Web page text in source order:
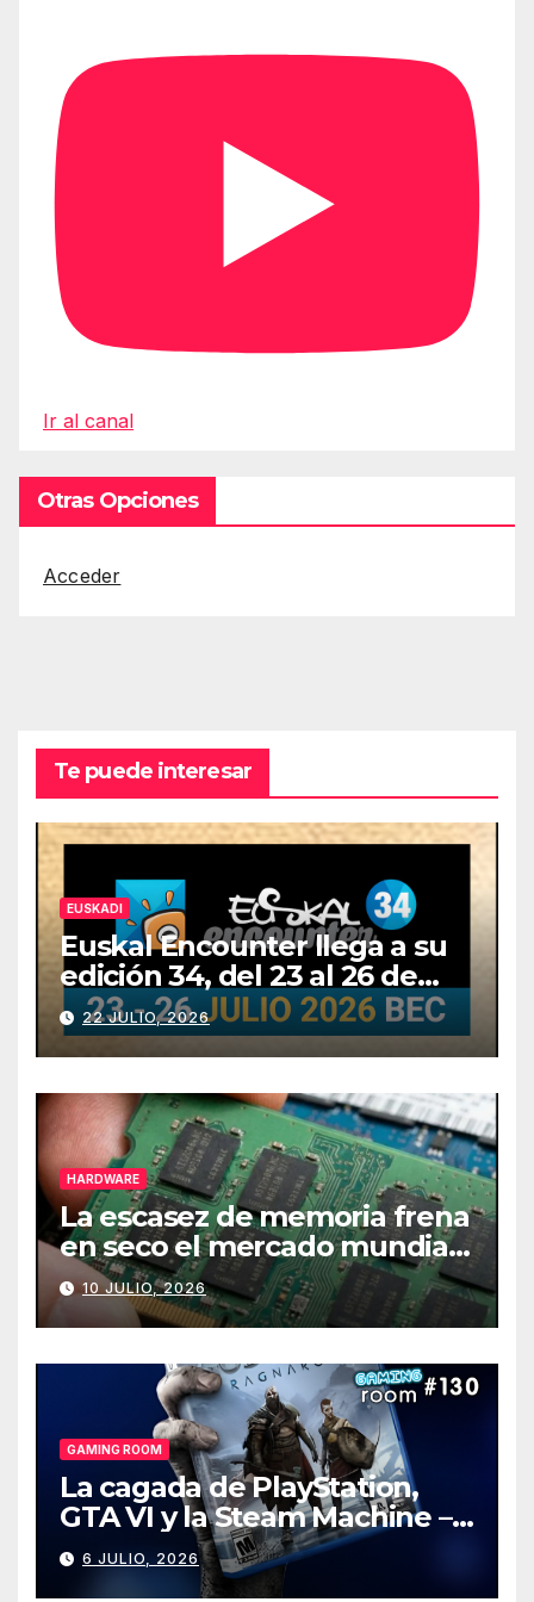
Ir al canal
Otras Opciones
Acceder
Te puede interesar
EUSKADI
Euskal Encounter llega a su
edición 34, del 23 al 26 de
julio
22 JULIO, 2026
HARDWARE
La escasez de memoria frena
en seco el mercado mundial
de PCs
10 JULIO, 2026
GAMING ROOM
La cagada de PlayStation,
GTA VI y la Steam Machine –
Gaming Room #130
6 JULIO, 2026